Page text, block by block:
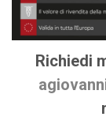
Richiedi